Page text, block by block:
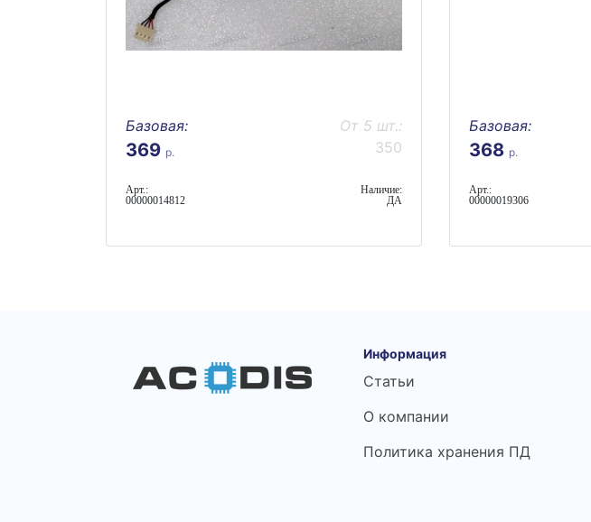
Базовая:
369 р.
От 5 шт.:
350
Арт.:
00000014812
Наличие:
ДА
Базовая:
368 р.
Арт.:
00000019306
Информация
Статьи
О компании
Политика хранения ПД